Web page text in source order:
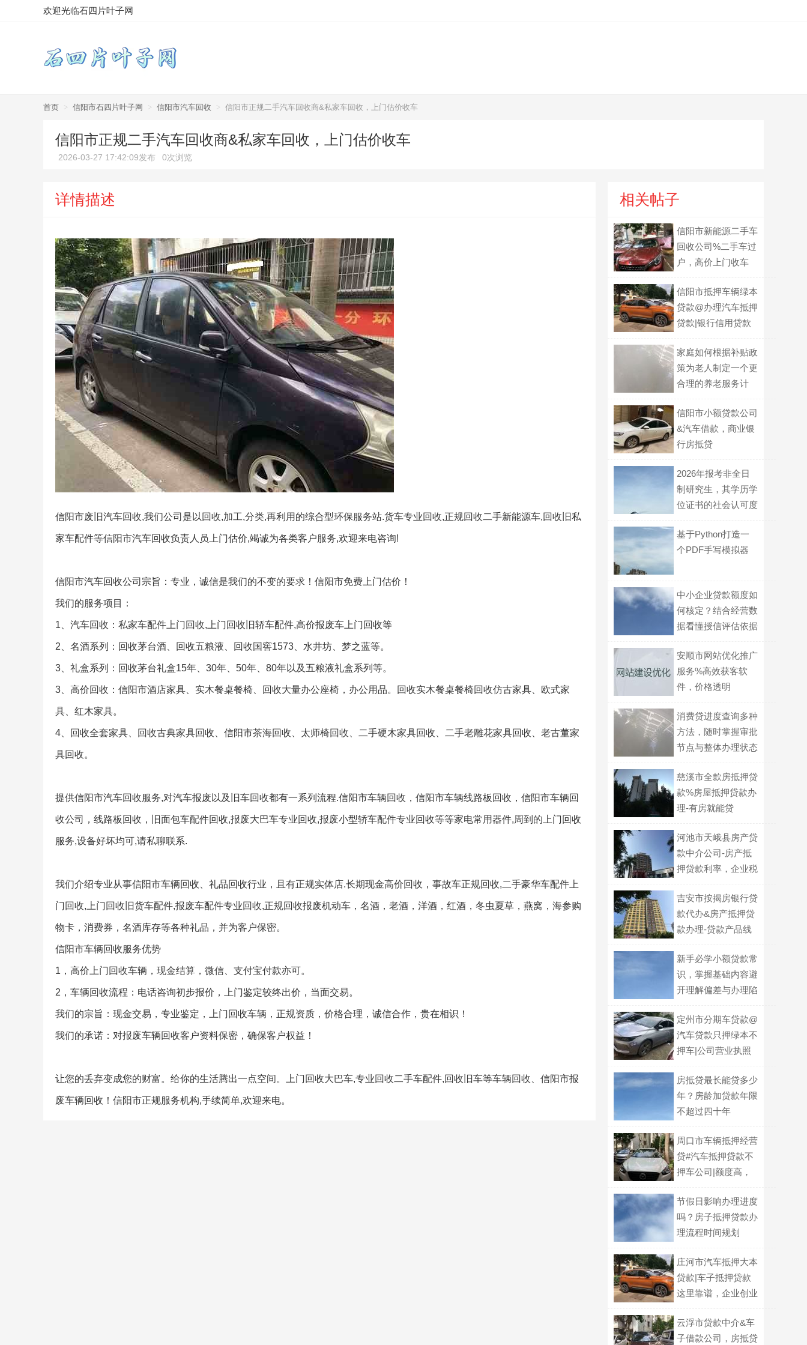
欢迎光临石四片叶子网
首页 > 信阳市石四片叶子网 > 信阳市汽车回收 > 信阳市正规二手汽车回收商&私家车回收，上门估价收车
信阳市正规二手汽车回收商&私家车回收，上门估价收车
2026-03-27 17:42:09发布 0次浏览
详情描述
信阳市废旧汽车回收,我们公司是以回收,加工,分类,再利用的综合型环保服务站.货车专业回收,正规回收二手新能源车,回收旧私
家车配件等信阳市汽车回收负责人员上门估价,竭诚为各类客户服务,欢迎来电咨询!
信阳市汽车回收公司宗旨：专业，诚信是我们的不变的要求！信阳市免费上门估价！
我们的服务项目：
1、汽车回收：私家车配件上门回收,上门回收旧轿车配件,高价报废车上门回收等
2、名酒系列：回收茅台酒、回收五粮液、回收国窖1573、水井坊、梦之蓝等。
3、礼盒系列：回收茅台礼盒15年、30年、50年、80年以及五粮液礼盒系列等。
3、高价回收：信阳市酒店家具、实木餐桌餐椅、回收大量办公座椅，办公用品。回收实木餐桌餐椅回收仿古家具、欧式家
具、红木家具。
4、回收全套家具、回收古典家具回收、信阳市茶海回收、太师椅回收、二手硬木家具回收、二手老雕花家具回收、老古董家
具回收。
提供信阳市汽车回收服务,对汽车报废以及旧车回收都有一系列流程.信阳市车辆回收，信阳市车辆线路板回收，信阳市车辆回
收公司，线路板回收，旧面包车配件回收,报废大巴车专业回收,报废小型轿车配件专业回收等等家电常用器件,周到的上门回收
服务,设备好坏均可,请私聊联系.
我们介绍专业从事信阳市车辆回收、礼品回收行业，且有正规实体店.长期现金高价回收，事故车正规回收,二手豪华车配件上
门回收,上门回收旧货车配件,报废车配件专业回收,正规回收报废机动车，名酒，老酒，洋酒，红酒，冬虫夏草，燕窝，海参购
物卡，消费券，名酒库存等各种礼品，并为客户保密。
信阳市车辆回收服务优势
1，高价上门回收车辆，现金结算，微信、支付宝付款亦可。
2，车辆回收流程：电话咨询初步报价，上门鉴定较终出价，当面交易。
我们的宗旨：现金交易，专业鉴定，上门回收车辆，正规资质，价格合理，诚信合作，贵在相识！
我们的承诺：对报废车辆回收客户资料保密，确保客户权益！
让您的丢弃变成您的财富。给你的生活腾出一点空间。上门回收大巴车,专业回收二手车配件,回收旧车等车辆回收、信阳市报
废车辆回收！信阳市正规服务机构,手续简单,欢迎来电。
相关帖子
信阳市新能源二手车
回收公司%二手车过
户，高价上门收车
信阳市抵押车辆绿本
贷款@办理汽车抵押
贷款|银行信用贷款
家庭如何根据补贴政
策为老人制定一个更
合理的养老服务计
信阳市小额贷款公司
&汽车借款，商业银
行房抵贷
2026年报考非全日
制研究生，其学历学
位证书的社会认可度
基于Python打造一
个PDF手写模拟器
中小企业贷款额度如
何核定？结合经营数
据看懂授信评估依据
安顺市网站优化推广
服务%高效获客软
件，价格透明
消费贷进度查询多种
方法，随时掌握审批
节点与整体办理状态
慈溪市全款房抵押贷
款%房屋抵押贷款办
理-有房就能贷
河池市天峨县房产贷
款中介公司-房产抵
押贷款利率，企业税
吉安市按揭房银行贷
款代办&房产抵押贷
款办理-贷款产品线
新手必学小额贷款常
识，掌握基础内容避
开理解偏差与办理陷
定州市分期车贷款@
汽车贷款只押绿本不
押车|公司营业执照
房抵贷最长能贷多少
年？房龄加贷款年限
不超过四十年
周口市车辆抵押经营
贷#汽车抵押贷款不
押车公司|额度高，
节假日影响办理进度
吗？房子抵押贷款办
理流程时间规划
庄河市汽车抵押大本
贷款|车子抵押贷款
这里靠谱，企业创业
云浮市贷款中介&车
子借款公司，房抵贷